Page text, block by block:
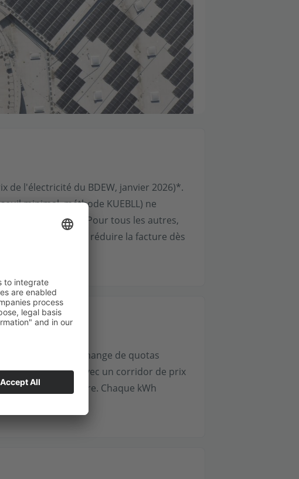
de l'électricité du BDEW, janvier 2026)*.
minimal, méthode KUEBLL) ne
2026-2028. Pour tous les autres,
2024) permet de réduire la facture dès
“
du système d'échange de quotas
en Allemagne avec un corridor de prix
bilanétrique
-libre. Chaque kWh